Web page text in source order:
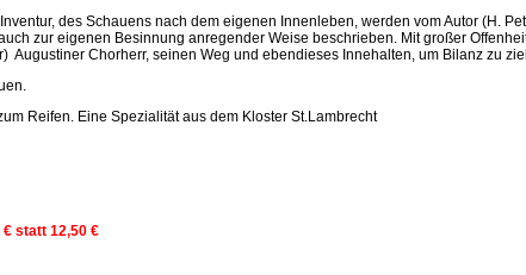
des Schauens nach dem eigenen Innenleben, werden vom Autor (H.
zur eigenen Besinnung anregender Weise beschrieben. Mit großer
Augustiner Chorherr, seinen Weg und ebendieses Innehalten, um Bilanz zu
Reifen. Eine Spezialität aus dem Kloster St.Lambrecht
statt 12,50 €